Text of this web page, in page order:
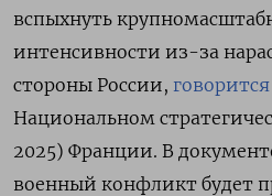
вспыхнуть
интенсивности из-за
стороны России, говорится
Национальном
2025) Франции. В
военный конфликт будет